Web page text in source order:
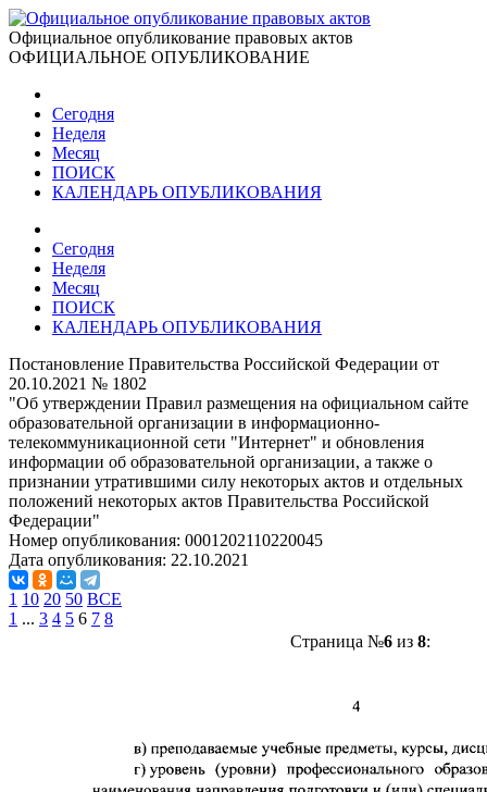
Официальное опубликование правовых актов
ОФИЦИАЛЬНОЕ ОПУБЛИКОВАНИЕ
Сегодня
Неделя
Месяц
ПОИСК
КАЛЕНДАРЬ ОПУБЛИКОВАНИЯ
Сегодня
Неделя
Месяц
ПОИСК
КАЛЕНДАРЬ ОПУБЛИКОВАНИЯ
Постановление Правительства Российской Федерации от
20.10.2021 № 1802
"Об утверждении Правил размещения на официальном сайте
образовательной организации в информационно-
телекоммуникационной сети "Интернет" и обновления
информации об образовательной организации, а также о
признании утратившими силу некоторых актов и отдельных
положений некоторых актов Правительства Российской
Федерации"
Номер опубликования: 0001202110220045
Дата опубликования: 22.10.2021
1 10 20 50 ВСЕ
1 ... 3 4 5 6 7 8
Страница №6из 8: